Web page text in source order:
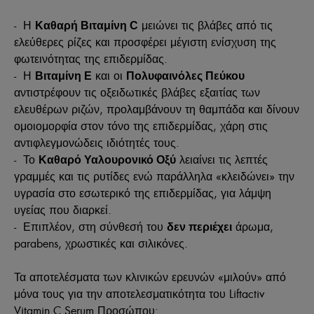
- Η Καθαρή Βιταμίνη C μειώνει τις βλάβες από τις
ελεύθερες ρίζες και προσφέρει μέγιστη ενίσχυση της
φωτεινότητας της επιδερμίδας.
- Η Βιταμίνη Ε και οι Πολυφαινόλες Πεύκου
αντιστρέφουν τις οξειδωτικές βλάβες εξαιτίας των
ελευθέρων ριζών, προλαμβάνουν τη θαμπάδα και δίνουν
ομοιομορφία στον τόνο της επιδερμίδας, χάρη στις
αντιφλεγμονώδεις ιδιότητές τους.
- Το Καθαρό Υαλουρονικό Οξύ λειαίνει τις λεπτές
γραμμές και τις ρυτίδες ενώ παράλληλα «κλειδώνει» την
υγρασία στο εσωτερικό της επιδερμίδας, για λάμψη
υγείας που διαρκεί.
- Επιπλέον, στη σύνθεσή του δεν περιέχει άρωμα,
parabens, χρωστικές και σιλικόνες.
Τα αποτελέσματα των κλινικών ερευνών «μιλούν» από
μόνα τους για την αποτελεσματικότητα του Liftactiv
Vitamin C Serum Προσώπου: